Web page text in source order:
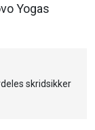
Yogas
skridsikker